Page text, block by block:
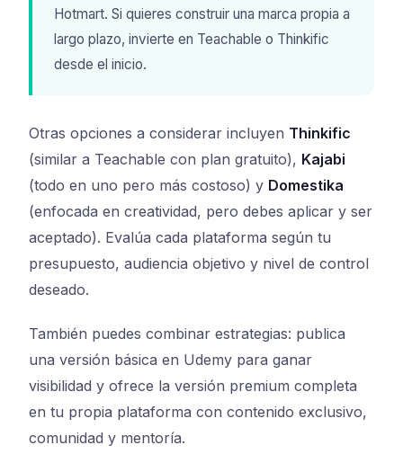
Hotmart. Si quieres construir una marca propia a
largo plazo, invierte en Teachable o Thinkific
desde el inicio.
Otras opciones a considerar incluyen Thinkific
(similar a Teachable con plan gratuito), Kajabi
(todo en uno pero más costoso) y Domestika
(enfocada en creatividad, pero debes aplicar y ser
aceptado). Evalúa cada plataforma según tu
presupuesto, audiencia objetivo y nivel de control
deseado.
También puedes combinar estrategias: publica
una versión básica en Udemy para ganar
visibilidad y ofrece la versión premium completa
en tu propia plataforma con contenido exclusivo,
comunidad y mentoría.